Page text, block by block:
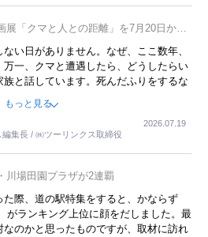
展「クマと人との距離」を7月20日から
い日がありません。なぜ、ここ数年、
一、クマと遭遇したら、どうしたらい
と話しています。死んだふりをするな
せん。そんな中で、この企画展はタイム
もっと見る
集長 / ㈱ツーリンクス取締役
2026.07.19
川場田園プラザが2連覇
際、道の駅特集をすると、かならず
がランキング上位に顔をだしました。最
のかと思ったものですが、取材に訪れ